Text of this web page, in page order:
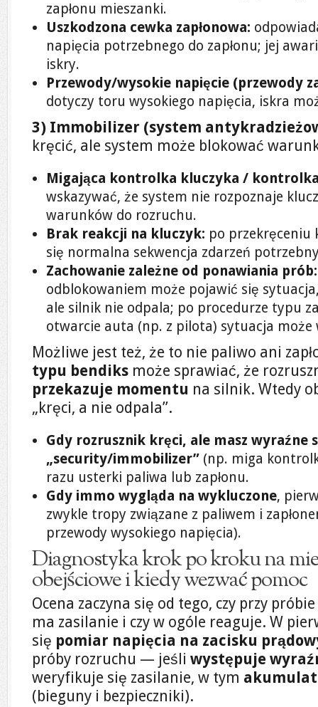
zapłonu mieszanki.
Uszkodzona cewka zapłonowa:
napięcia potrzebnego do zapłonu; jej
iskry.
Przewody/wysokie napięcie (przewody
dotyczy toru wysokiego napięcia, iskra
3) Immobilizer (system
kręcić, ale system może blokować
Migająca kontrolka kluczyka /
wskazywać, że system nie rozpoznaje
warunków do rozruchu.
Brak reakcji na kluczyk: po przekręceniu
się normalna sekwencja zdarzeń
Zachowanie zależne od ponawiania prób:
odblokowaniem może pojawić się
ale silnik nie odpala; po procedurze typu
otwarcie auta (np. z pilota) sytuacja może
Możliwe jest też, że to nie paliwo ani
typu bendiks może sprawiać, że
przekazuje momentu na silnik. Wtedy
„kręci, a nie odpala”.
Gdy rozrusznik kręci, ale masz wyraźne
„security/immobilizer” (np. miga
razu usterki paliwa lub zapłonu.
Gdy immo wygląda na wykluczone,
zwykle tropy związane z paliwem i
przewody wysokiego napięcia).
Diagnostyka krok po kroku na
obejściowe i kiedy wezwać pomoc
Ocena zaczyna się od tego, czy przy
ma zasilanie i czy w ogóle reaguje. W
się pomiar napięcia na zacisku
próby rozruchu — jeśli występuje
weryfikuje się zasilanie, w tym
(bieguny i bezpieczniki).